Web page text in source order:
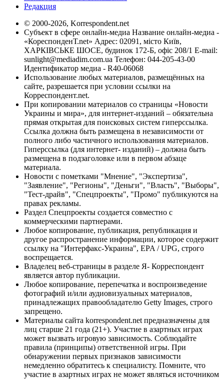
Редакция
© 2000-2026, Korrespondent.net
Субъект в сфере онлайн-медиа Название онлайн-медиа -
«КореспонденТ.net» Адрес: 02091, місто Київ,
ХАРКІВСЬКЕ ШОСЕ, будинок 172-Б, офіс 208/1 E-mail:
sunlight@mediadim.com.ua Телефон: 044-205-43-00
Идентификатор медиа - R40-06068
Использование любых материалов, размещённых на
сайте, разрешается при условии ссылки на
Корреспондент.net.
При копировании материалов со страницы «Новости
Украины и мира», для интернет-изданий – обязательна
прямая открытая для поисковых систем гиперссылка.
Ссылка должна быть размещена в независимости от
полного либо частичного использования материалов.
Гиперссылка (для интернет- изданий) – должна быть
размещена в подзаголовке или в первом абзаце
материала.
Новости с пометками "Мнение", "Экспертиза",
"Заявление", "Регионы", "Деньги", "Власть", "Выборы",
"Тест-драйв", "Спецпроекты", "Промо" публикуются на
правах рекламы.
Раздел Спецпроекты создается совместно с
коммерческими партнерами.
Любое копирование, публикация, републикация и
другое распространение информации, которое содержит
ссылку на "Интерфакс-Украина", EPA / UPG, строго
воспрещается.
Владелец веб-страницы в разделе Я- Корреспондент
является автор публикации.
Любое копирование, перепечатка и воспроизведение
фотографий и/или аудиовизуальных материалов,
принадлежащих правообладателю Getty Images, строго
запрещено.
Материалы сайта korrespondent.net предназначены для
лиц старше 21 года (21+). Участие в азартных играх
может вызвать игровую зависимость. Соблюдайте
правила (принципы) ответственной игры. При
обнаружении первых признаков зависимости
немедленно обратитесь к специалисту. Помните, что
участие в азартных играх не может являться источником